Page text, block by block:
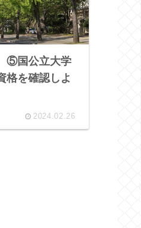
⑤国公立大学
格を確認しよ
2024.02.26